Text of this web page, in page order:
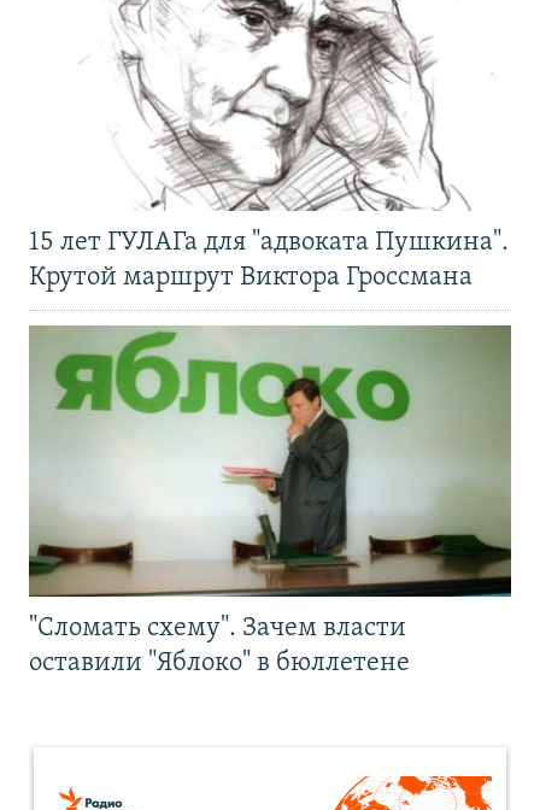
15 лет ГУЛАГа для "адвоката Пушкина".
Крутой маршрут Виктора Гроссмана
"Сломать схему". Зачем власти
оставили "Яблоко" в бюллетене